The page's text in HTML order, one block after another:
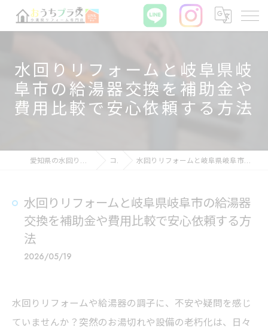
水回りリフォームと岐阜県岐
阜市の給湯器交換を補助金や
費用比較で安心依頼する方法
愛知県の水回りリフォームならおうちプラス コラム 水回りリフォームと岐阜県岐阜市の給湯器交換を補助金や費用比較で安心依頼する方法
水回りリフォームと岐阜県岐阜市の給湯器
交換を補助金や費用比較で安心依頼する方
法
2026/05/19
水回りリフォームや給湯器の調子に、不安や疑問を感じ
ていませんか？突然のお湯切れや設備の老朽化は、日々